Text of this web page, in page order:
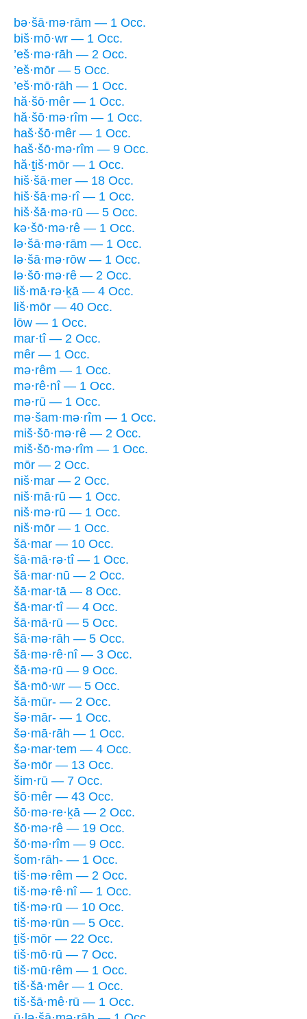
bə·šā·mə·rām — 1 Occ.
biš·mō·wr — 1 Occ.
’eš·mə·rāh — 2 Occ.
’eš·mōr — 5 Occ.
’eš·mō·rāh — 1 Occ.
hă·šō·mêr — 1 Occ.
hă·šō·mə·rîm — 1 Occ.
haš·šō·mêr — 1 Occ.
haš·šō·mə·rîm — 9 Occ.
hă·ṯiš·mōr — 1 Occ.
hiš·šā·mer — 18 Occ.
hiš·šā·mə·rî — 1 Occ.
hiš·šā·mə·rū — 5 Occ.
kə·šō·mə·rê — 1 Occ.
lə·šā·mə·rām — 1 Occ.
lə·šā·mə·rōw — 1 Occ.
lə·šō·mə·rê — 2 Occ.
liš·mā·rə·ḵā — 4 Occ.
liš·mōr — 40 Occ.
lōw — 1 Occ.
mar·tî — 2 Occ.
mêr — 1 Occ.
mə·rêm — 1 Occ.
mə·rê·nî — 1 Occ.
mə·rū — 1 Occ.
mə·šam·mə·rîm — 1 Occ.
miš·šō·mə·rê — 2 Occ.
miš·šō·mə·rîm — 1 Occ.
mōr — 2 Occ.
niš·mar — 2 Occ.
niš·mā·rū — 1 Occ.
niš·mə·rū — 1 Occ.
niš·mōr — 1 Occ.
šā·mar — 10 Occ.
šā·mā·rə·tî — 1 Occ.
šā·mar·nū — 2 Occ.
šā·mar·tā — 8 Occ.
šā·mar·tî — 4 Occ.
šā·mā·rū — 5 Occ.
šā·mə·rāh — 5 Occ.
šā·mə·rê·nî — 3 Occ.
šā·mə·rū — 9 Occ.
šā·mō·wr — 5 Occ.
šā·mūr- — 2 Occ.
šə·mār- — 1 Occ.
šə·mā·rāh — 1 Occ.
šə·mar·tem — 4 Occ.
šə·mōr — 13 Occ.
šim·rū — 7 Occ.
šō·mêr — 43 Occ.
šō·mə·re·ḵā — 2 Occ.
šō·mə·rê — 19 Occ.
šō·mə·rîm — 9 Occ.
šom·rāh- — 1 Occ.
tiš·mə·rêm — 2 Occ.
tiš·mə·rê·nî — 1 Occ.
tiš·mə·rū — 10 Occ.
tiš·mə·rūn — 5 Occ.
ṯiš·mōr — 22 Occ.
tiš·mō·rū — 7 Occ.
tiš·mū·rêm — 1 Occ.
tiš·šā·mêr — 1 Occ.
tiš·šā·mê·rū — 1 Occ.